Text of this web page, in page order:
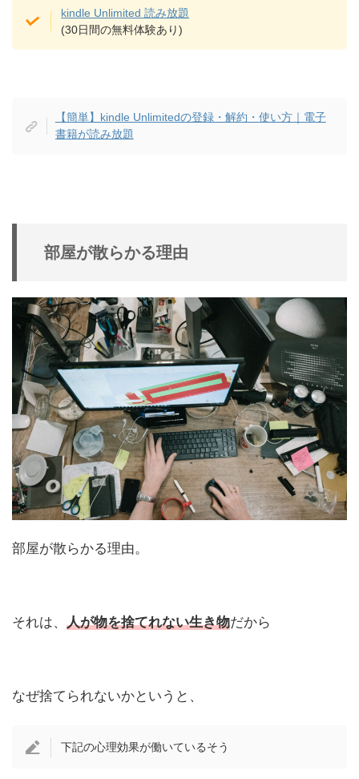
kindle Unlimited 読み放題
(30日間の無料体験あり)
【簡単】kindle Unlimitedの登録・解約・使い方｜電子
書籍が読み放題
部屋が散らかる理由
部屋が散らかる理由。
それは、 人が物を捨てれない生き物だから
なぜ捨てられないかというと、
下記の心理効果が働いているそう